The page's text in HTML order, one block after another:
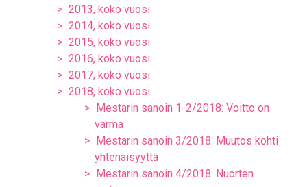
2013, koko vuosi
2014, koko vuosi
2015, koko vuosi
2016, koko vuosi
2017, koko vuosi
2018, koko vuosi
Mestarin sanoin 1-2/2018: Voitto on
varma
Mestarin sanoin 3/2018: Muutos kohti
yhtenäisyyttä
Mestarin sanoin 4/2018: Nuorten